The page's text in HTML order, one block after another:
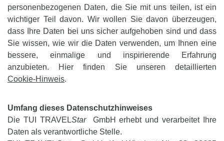
personenbezogenen Daten, die Sie mit uns teilen, ist ein
wichtiger Teil davon. Wir wollen Sie davon überzeugen,
dass Ihre Daten bei uns sicher aufgehoben sind und dass
Sie wissen, wie wir die Daten verwenden, um Ihnen eine
bessere, einmalige und inspirierende Erfahrung
anzubieten. Hier finden Sie unseren detaillierten
Cookie-Hinweis.
Umfang dieses Datenschutzhinweises
Die TUI TRAVELStarGmbH erhebt und verarbeitet Ihre
Daten als verantwortliche Stelle.